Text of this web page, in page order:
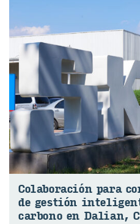
Co­la­bo­ra­ción para
de ges­tión
car­bono en Da­lian,